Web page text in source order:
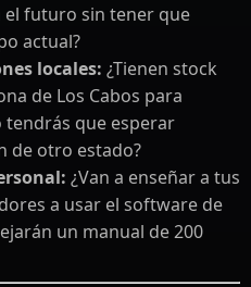
el futuro sin tener que
actual?
locales: ¿Tienen stock
de Los Cabos para
que esperar
de otro estado?
¿Van a enseñar a tus
a usar el software de
un manual de 200